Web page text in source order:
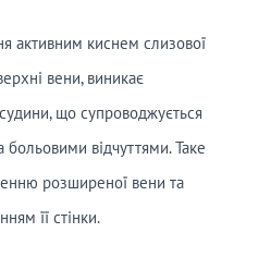
активним киснем слизової
вени, виникає
що супроводжується
відчуттями. Таке
розширеної вени та
її стінки.